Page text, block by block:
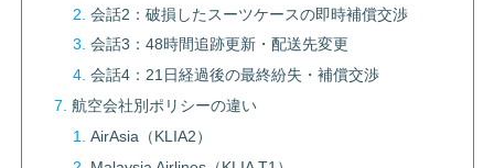
会話2：破損したスーツケースの即時補償交渉
会話3：48時間追跡更新・配送先変更
会話4：21日経過後の最終紛失・補償交渉
航空会社別ポリシーの違い
AirAsia（KLIA2）